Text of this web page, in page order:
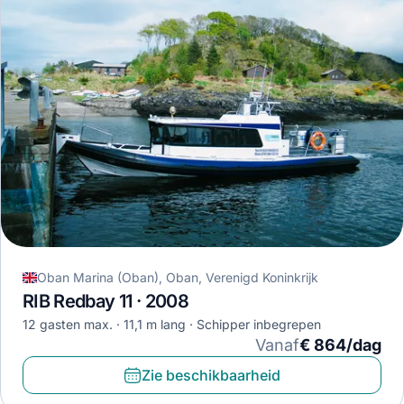
Oban Marina (Oban), Oban, Verenigd Koninkrijk
RIB Redbay 11 · 2008
12 gasten max. 11,1 m lang Schipper inbegrepen
Vanaf€ 864/dag
Zie beschikbaarheid